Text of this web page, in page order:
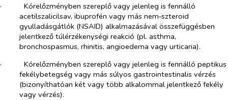
·​
Kórelőzményben szereplő vagy jelenleg is fennálló
acetilszalicilsav, ibuprofén vagy más nem‑szteroid
gyulladásgátlók (NSAID) alkalmazásával összefüggésben
jelentkező túlérzékenységi reakció (pl. asthma,
bronchospasmus, rhinitis, angioedema vagy urticaria).
·​
Kórelőzményben szereplő vagy jelenleg is fennálló peptikus
fekélybetegség vagy más súlyos gastrointestinalis vérzés
(bizonyíthatóan két vagy több alkalommal jelentkező fekély
vagy vérzés).